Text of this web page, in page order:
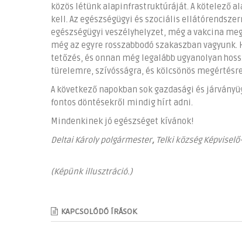
közös létünk alapinfrastruktúráját. A kötelező
kell. Az egészségügyi és szociális
egészségügyi veszélyhelyzet, még a vakcina
még az egyre rosszabbodó szakaszban
tetőzés, és onnan még legalább ugyanolyan
türelemre, szívósságra, és kölcsönös
A következő napokban sok gazdasági és
fontos döntésekről mindig hírt adni.
Mindenkinek jó egészséget kívánok!
Deltai Károly polgármester, Telki község
(Képünk illusztráció.)
KAPCSOLÓDÓ ÍRÁSOK